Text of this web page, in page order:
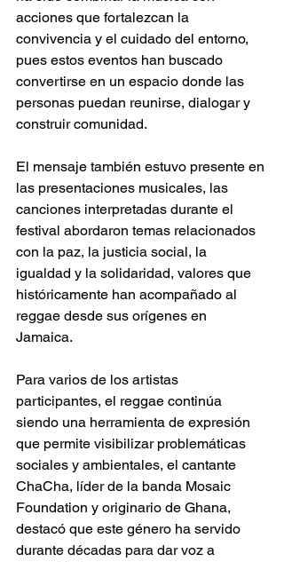
acciones que fortalezcan la
convivencia y el cuidado del entorno,
pues estos eventos han buscado
convertirse en un espacio donde las
personas puedan reunirse, dialogar y
construir comunidad.
El mensaje también estuvo presente en
las presentaciones musicales, las
canciones interpretadas durante el
festival abordaron temas relacionados
con la paz, la justicia social, la
igualdad y la solidaridad, valores que
históricamente han acompañado al
reggae desde sus orígenes en
Jamaica.
Para varios de los artistas
participantes, el reggae continúa
siendo una herramienta de expresión
que permite visibilizar problemáticas
sociales y ambientales, el cantante
ChaCha, líder de la banda Mosaic
Foundation y originario de Ghana,
destacó que este género ha servido
durante décadas para dar voz a